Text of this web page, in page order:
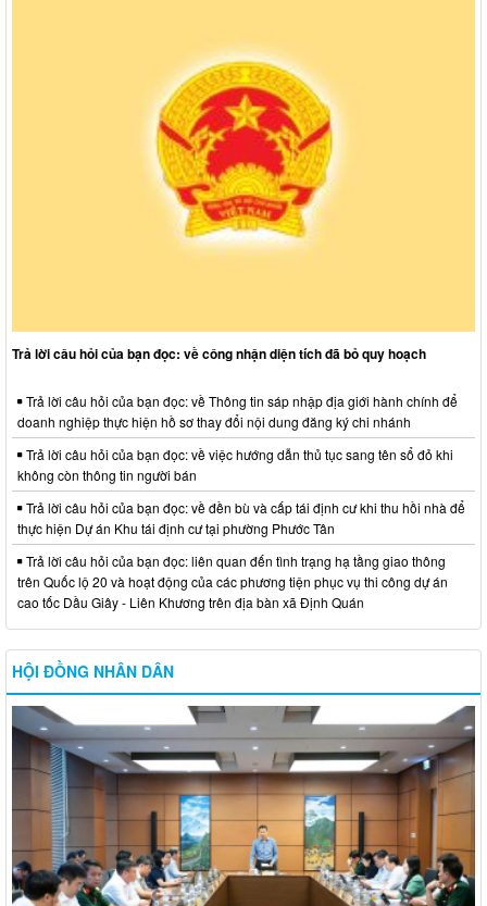
Trả lời câu hỏi của bạn đọc: về công nhận diện tích đã bỏ quy hoạch
Trả lời câu hỏi của bạn đọc: về Thông tin sáp nhập địa giới hành chính để
doanh nghiệp thực hiện hồ sơ thay đổi nội dung đăng ký chi nhánh
Trả lời câu hỏi của bạn đọc: về việc hướng dẫn thủ tục sang tên sổ đỏ khi
không còn thông tin người bán
Trả lời câu hỏi của bạn đọc: về đền bù và cấp tái định cư khi thu hồi nhà để
thực hiện Dự án Khu tái định cư tại phường Phước Tân
Trả lời câu hỏi của bạn đọc: liên quan đến tình trạng hạ tầng giao thông
trên Quốc lộ 20 và hoạt động của các phương tiện phục vụ thi công dự án
cao tốc Dầu Giây - Liên Khương trên địa bàn xã Định Quán
HỘI ĐỒNG NHÂN DÂN